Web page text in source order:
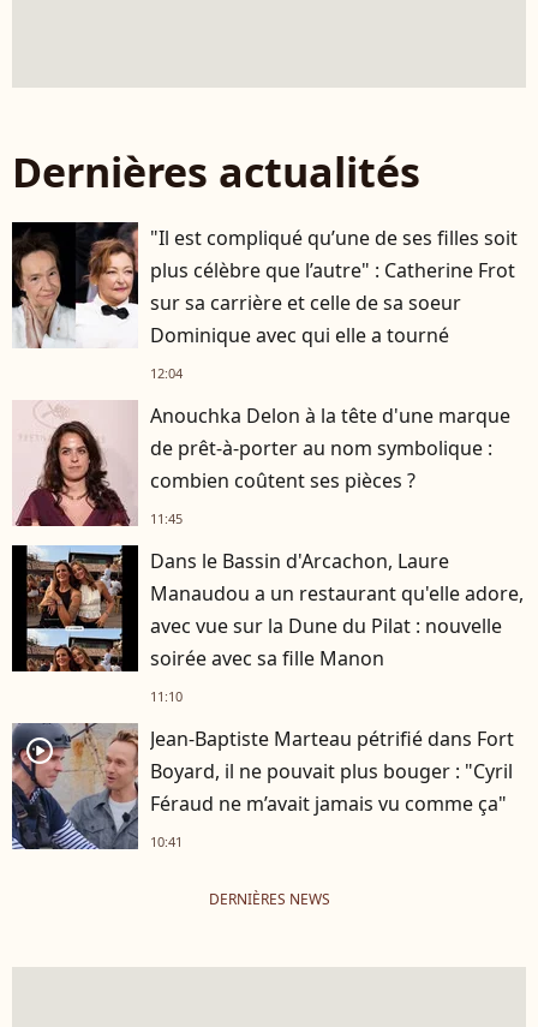
Dernières actualités
"Il est compliqué qu’une de ses filles soit
plus célèbre que l’autre" : Catherine Frot
sur sa carrière et celle de sa soeur
Dominique avec qui elle a tourné
12:04
Anouchka Delon à la tête d'une marque
de prêt-à-porter au nom symbolique :
combien coûtent ses pièces ?
11:45
Dans le Bassin d'Arcachon, Laure
Manaudou a un restaurant qu'elle adore,
avec vue sur la Dune du Pilat : nouvelle
soirée avec sa fille Manon
11:10
player2
Jean-Baptiste Marteau pétrifié dans Fort
Boyard, il ne pouvait plus bouger : "Cyril
Féraud ne m’avait jamais vu comme ça"
10:41
DERNIÈRES NEWS